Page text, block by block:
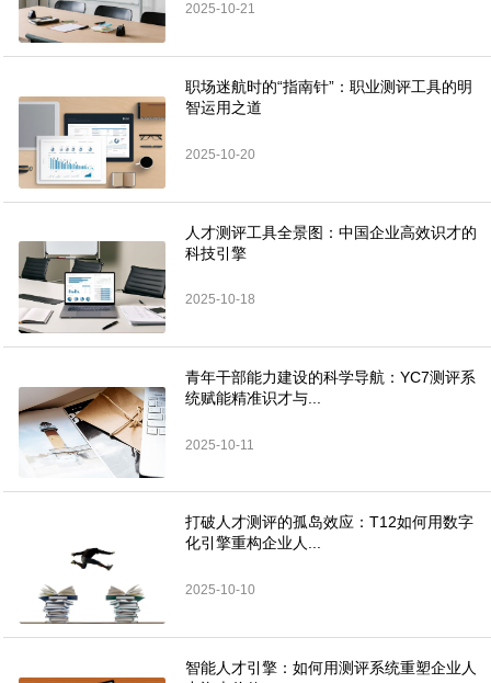
2025-10-21
职场迷航时的“指南针”：职业测评工具的明
智运用之道
2025-10-20
人才测评工具全景图：中国企业高效识才的
科技引擎
2025-10-18
青年干部能力建设的科学导航：YC7测评系
统赋能精准识才与...
2025-10-11
打破人才测评的孤岛效应：T12如何用数字
化引擎重构企业人...
2025-10-10
智能人才引擎：如何用测评系统重塑企业人